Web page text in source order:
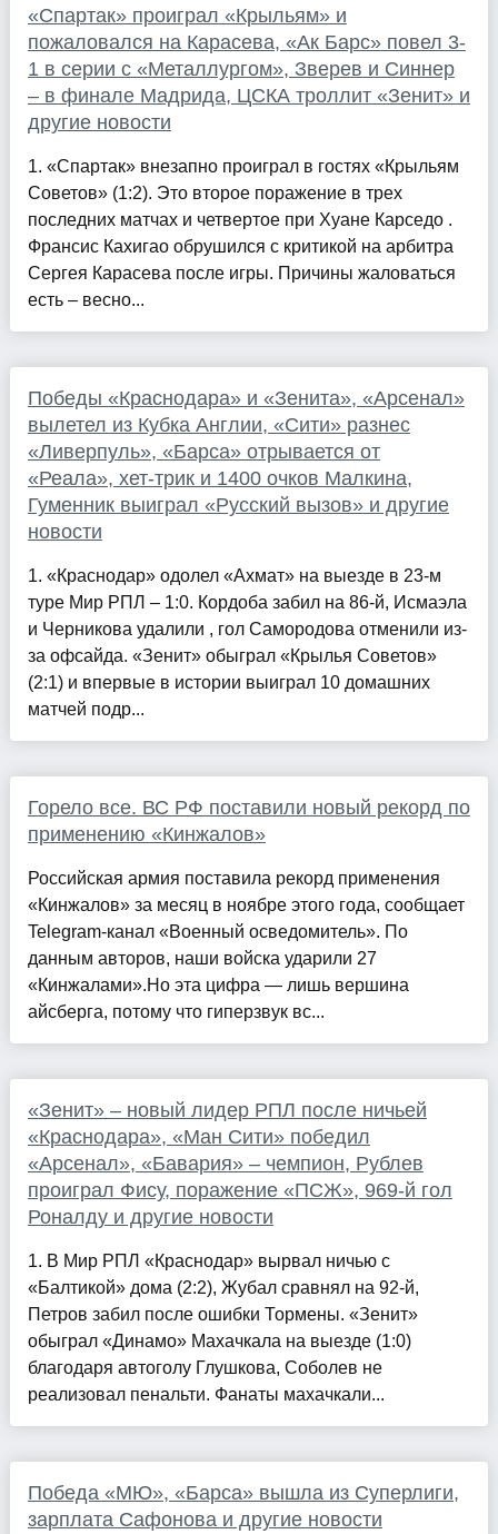
«Спартак» проиграл «Крыльям» и
пожаловался на Карасева, «Ак Барс» повел 3-
1 в серии с «Металлургом», Зверев и Синнер
– в финале Мадрида, ЦСКА троллит «Зенит» и
другие новости
1. «Спартак» внезапно проиграл в гостях «Крыльям
Советов» (1:2). Это второе поражение в трех
последних матчах и четвертое при Хуане Карседо .
Франсис Кахигао обрушился с критикой на арбитра
Сергея Карасева после игры. Причины жаловаться
есть – весно...
Победы «Краснодара» и «Зенита», «Арсенал»
вылетел из Кубка Англии, «Сити» разнес
«Ливерпуль», «Барса» отрывается от
«Реала», хет-трик и 1400 очков Малкина,
Гуменник выиграл «Русский вызов» и другие
новости
1. «Краснодар» одолел «Ахмат» на выезде в 23-м
туре Мир РПЛ – 1:0. Кордоба забил на 86-й, Исмаэла
и Черникова удалили , гол Самородова отменили из-
за офсайда. «Зенит» обыграл «Крылья Советов»
(2:1) и впервые в истории выиграл 10 домашних
матчей подр...
Горело все. ВС РФ поставили новый рекорд по
применению «Кинжалов»
Российская армия поставила рекорд применения
«Кинжалов» за месяц в ноябре этого года, сообщает
Telegram-канал «Военный осведомитель». По
данным авторов, наши войска ударили 27
«Кинжалами».Но эта цифра — лишь вершина
айсберга, потому что гиперзвук вс...
«Зенит» – новый лидер РПЛ после ничьей
«Краснодара», «Ман Сити» победил
«Арсенал», «Бавария» – чемпион, Рублев
проиграл Фису, поражение «ПСЖ», 969-й гол
Роналду и другие новости
1. В Мир РПЛ «Краснодар» вырвал ничью с
«Балтикой» дома (2:2), Жубал сравнял на 92-й,
Петров забил после ошибки Тормены. «Зенит»
обыграл «Динамо» Махачкала на выезде (1:0)
благодаря автоголу Глушкова, Соболев не
реализовал пенальти. Фанаты махачкали...
Победа «МЮ», «Барса» вышла из Суперлиги,
зарплата Сафонова и другие новости